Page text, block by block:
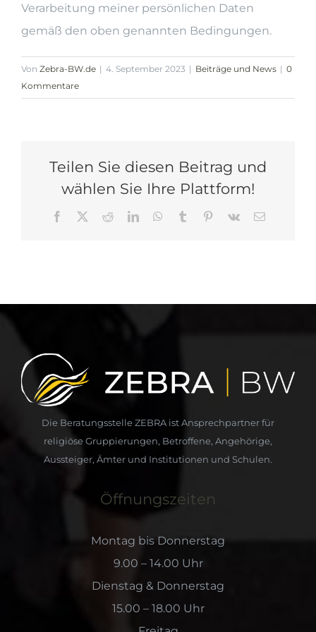
Verarbeitung meiner persönlichen Daten
gemäß den oben genannten Bedingungen.
Von Zebra-BW.de | 4. September 2023 | Beiträge und News | 0
Kommentare
Teilen Sie diesen Beitrag und
wählen Sie Ihre Plattform!
Facebook RedditLinkedInWhatsApp
Tumblr Pinterest
Vk
E-
Die Beratungsstelle ZEBRA ist Ansprechpartner für
religiöse Gruppierungen, Betroffene, Angehörige,
Aussteiger, Ämter und Institutionen und Schulen.
Öffnungszeiten
Montag bis Donnerstag
9.00 – 14.00 Uhr
Dienstag & Donnerstag
15.00 – 18.00 Uhr